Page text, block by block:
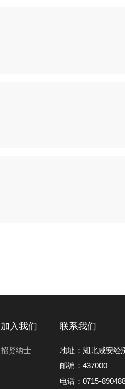
加入我们
招贤纳士
联系我们
地址 ： 湖北咸安经
邮编 ： 437000
电话： 0715-